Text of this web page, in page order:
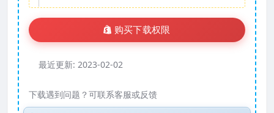
购买下载权限
最近更新: 2023-02-02
下载遇到问题？可联系客服或反馈